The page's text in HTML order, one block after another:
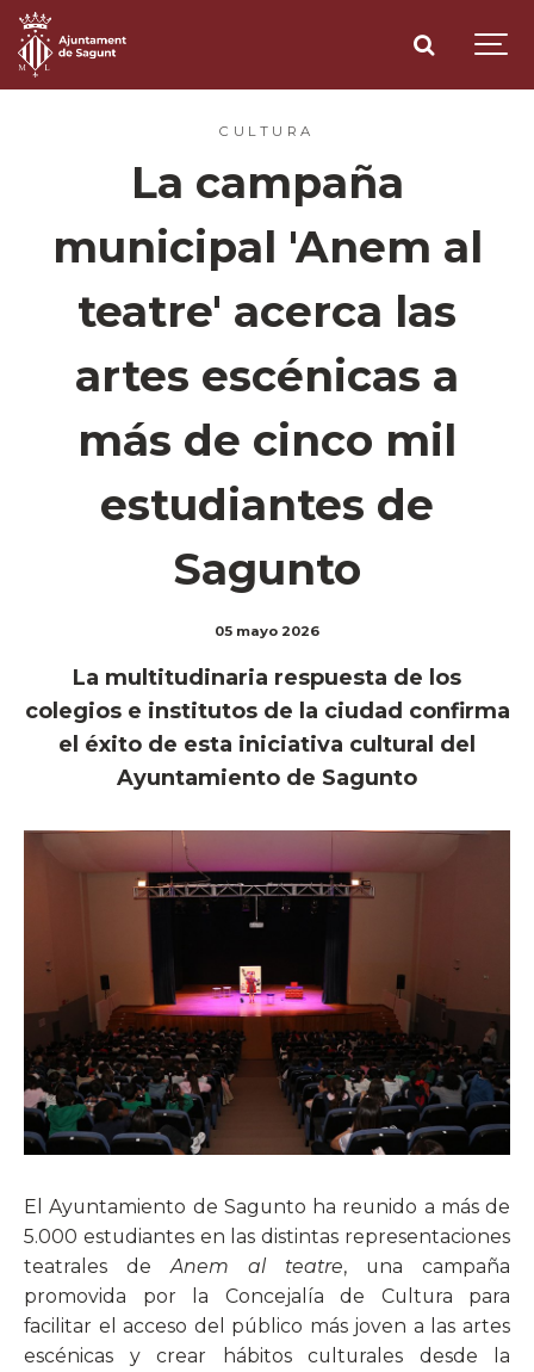
CULTURA
La campaña
municipal 'Anem al
teatre' acerca las
artes escénicas a
más de cinco mil
estudiantes de
Sagunto
05 mayo 2026
La multitudinaria respuesta de los
colegios e institutos de la ciudad confirma
el éxito de esta iniciativa cultural del
Ayuntamiento de Sagunto
El Ayuntamiento de Sagunto ha reunido a más de
5.000 estudiantes en las distintas representaciones
teatrales deAnem al teatre, una campaña
promovida por la Concejalía de Cultura para
facilitar el acceso del público más joven a las artes
escénicas y crear hábitos culturales desde la